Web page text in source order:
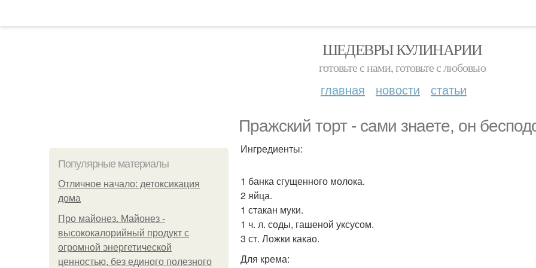
ШЕДЕВРЫ КУЛИНАРИИ
готовьте с нами, готовьте с любовью
главная новости статьи
Пражский торт - сами знаете, он
Популярные материалы
Отличное начало: детоксикация
дома
Про майонез. Майонез -
высококалорийный продукт с
огромной энергетической
ценностью, без единого полезного
Ингредиенты:
1 банка сгущенного молока.
2 яйца.
1 стакан муки.
1 ч. л. соды, гашеной уксусом.
3 ст. Ложки какао.
Для крема: